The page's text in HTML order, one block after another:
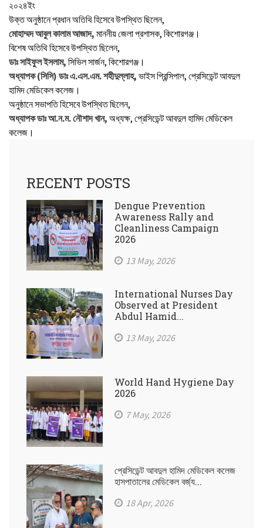
২০২৪ইং
উক্ত অনুষ্ঠানে প্রধান অতিথি হিসেবে উপস্থিত ছিলেন,
মোহাম্মদ আবুল কালাম আজাদ, মাননীয় জেলা প্রশাসক, কিশোরগঞ্জ।
বিশেষ অতিথি হিসেবে উপস্থিত ছিলেন,
ডাঃ সাইফুল ইসলাম, সিভিল সার্জন, কিশোরগঞ্জ।
অধ্যাপক (সিসি) ডাঃ এ.এস.এম. শহীদুল্লাহ, ভাইস প্রিন্সিপাল, প্রেসিডেন্ট আবদুল
হামিদ মেডিকেল কলেজ।
অনুষ্ঠানে সভাপতি হিসেবে উপস্থিত ছিলেন,
অধ্যাপক ডাঃ আ.ন.ম. নৌশাদ খান, অধ্যক্ষ, প্রেসিডেন্ট আবদুল হামিদ মেডিকেল
কলেজ।
RECENT POSTS
Dengue Prevention
Awareness Rally and
Cleanliness Campaign
2026
13 May, 2026
International Nurses Day
Observed at President
Abdul Hamid...
13 May, 2026
World Hand Hygiene Day
2026
7 May, 2026
প্রেসিডেন্ট আবদুল হামিদ মেডিকেল কলেজ
হাসপাতালের মেডিকেল বর্জ্য...
18 Apr, 2026